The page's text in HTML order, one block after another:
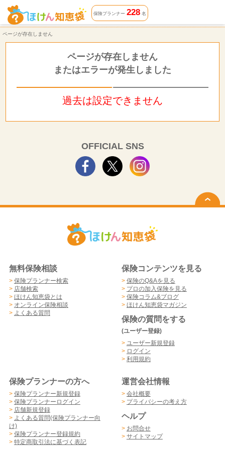
ページが存在しません | ほけん知恵袋
保険プランナー 228名
ページが存在しません
ページが存在しません
またはエラーが発生しました
過去は設定できません
OFFICIAL SNS
無料保険相談
> 保険プランナー検索
> 店舗検索
> ほけん知恵袋とは
> オンライン保険相談
> よくある質問
保険コンテンツを見る
> 保険のQ&Aを見る
> プロの加入保険を見る
> 保険コラム&ブログ
> ほけん知恵袋マガジン
保険の質問をする
(ユーザー登録)
> ユーザー新規登録
> ログイン
> 利用規約
保険プランナーの方へ
> 保険プランナー新規登録
> 保険プランナーログイン
> 店舗新規登録
> よくある質問(保険プランナー向
け)
> 保険プランナー登録規約
> 特定商取引法に基づく表記
運営会社情報
> 会社概要
> プライバシーの考え方
ヘルプ
> お問合せ
> サイトマップ